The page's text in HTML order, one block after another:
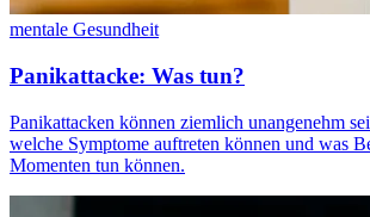
mentale Gesundheit
Panikattacke: Was tun?
Panikattacken können ziemlich unangenehm
welche Symptome auftreten können und was
Momenten tun können.